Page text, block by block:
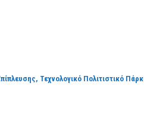
Τεχνολογικό Πολιτιστικό